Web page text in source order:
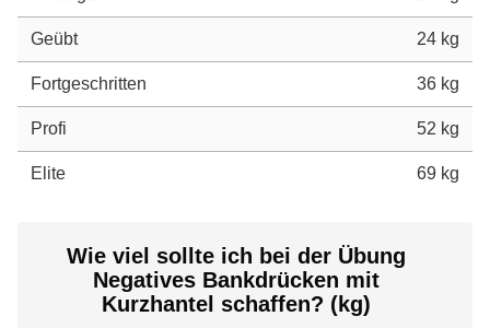
Geübt 24 kg
Fortgeschritten 36 kg
Profi 52 kg
Elite 69 kg
Wie viel sollte ich bei der Übung
Negatives Bankdrücken mit
Kurzhantel schaffen? (kg)